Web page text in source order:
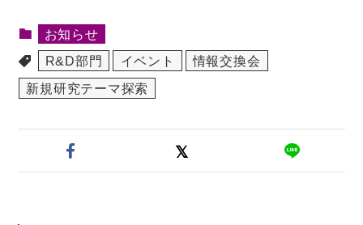
お知らせ
R&D部門
イベント
情報交換会
新規研究テーマ探索